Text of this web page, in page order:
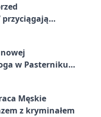
w Pasterniku
Męskie
z kryminałem